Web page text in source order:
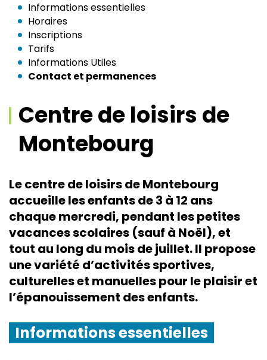
Informations essentielles
Horaires
Inscriptions
Tarifs
Informations Utiles
Contact et permanences
Centre de loisirs de
Montebourg
Le centre de loisirs de Montebourg
accueille les enfants de 3 à 12 ans
chaque mercredi, pendant les petites
vacances scolaires (sauf à Noël), et
tout au long du mois de juillet. Il propose
une variété d’activités sportives,
culturelles et manuelles pour le plaisir et
l’épanouissement des enfants.
Informations essentielles